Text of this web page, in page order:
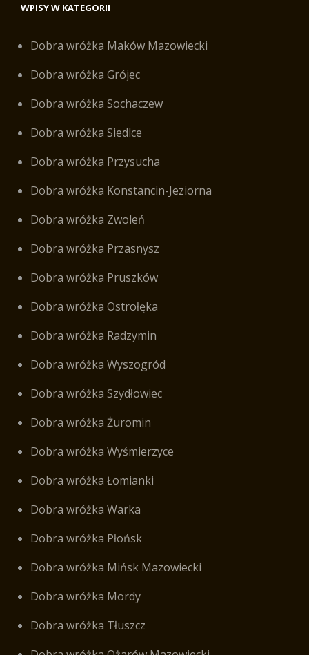
WPISY W KATEGORII
Dobra wróżka Maków Mazowiecki
Dobra wróżka Grójec
Dobra wróżka Sochaczew
Dobra wróżka Siedlce
Dobra wróżka Przysucha
Dobra wróżka Konstancin-Jeziorna
Dobra wróżka Zwoleń
Dobra wróżka Przasnysz
Dobra wróżka Pruszków
Dobra wróżka Ostrołęka
Dobra wróżka Radzymin
Dobra wróżka Wyszogród
Dobra wróżka Szydłowiec
Dobra wróżka Żuromin
Dobra wróżka Wyśmierzyce
Dobra wróżka Łomianki
Dobra wróżka Warka
Dobra wróżka Płońsk
Dobra wróżka Mińsk Mazowiecki
Dobra wróżka Mordy
Dobra wróżka Tłuszcz